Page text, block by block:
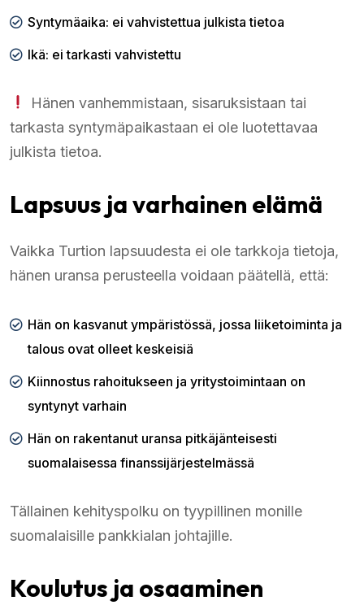
Syntymäaika: ei vahvistettua julkista tietoa
Ikä: ei tarkasti vahvistettu
Hänen vanhemmistaan, sisaruksistaan tai
tarkasta syntymäpaikastaan ei ole luotettavaa
julkista tietoa.
Lapsuus ja varhainen elämä
Vaikka Turtion lapsuudesta ei ole tarkkoja tietoja,
hänen uransa perusteella voidaan päätellä, että:
Hän on kasvanut ympäristössä, jossa liiketoiminta ja
talous ovat olleet keskeisiä
Kiinnostus rahoitukseen ja yritystoimintaan on
syntynyt varhain
Hän on rakentanut uransa pitkäjänteisesti
suomalaisessa finanssijärjestelmässä
Tällainen kehityspolku on tyypillinen monille
suomalaisille pankkialan johtajille.
Koulutus ja osaaminen